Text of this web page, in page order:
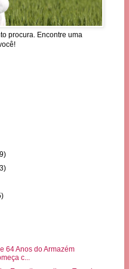
procura. Encontre uma
64 Anos do Armazém
c...